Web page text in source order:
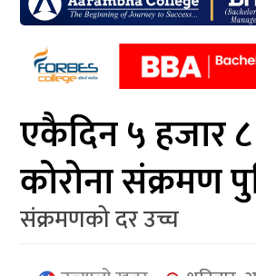
सेरोफेरो
समाचार
आर्थिक
मनोरञ्जन
खेलकुद
अन्तर्राष्ट्रिय/
एकैदिन ५ हजार
कोरोना संक्रमण
संक्रमणको दर उच्च